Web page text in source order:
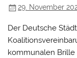
29. November
Der Deutsche
kommunalen